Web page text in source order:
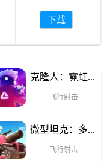
下载
克隆人：霓虹危
飞行射击
微型坦克：多人
飞行射击